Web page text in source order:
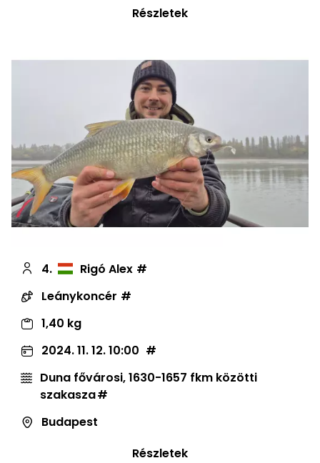
Részletek
4.
Rigó Alex
Leánykoncér
1,40 kg
2024. 11. 12. 10:00
Duna fővárosi, 1630-1657 fkm közötti
szakasza
Budapest
Részletek